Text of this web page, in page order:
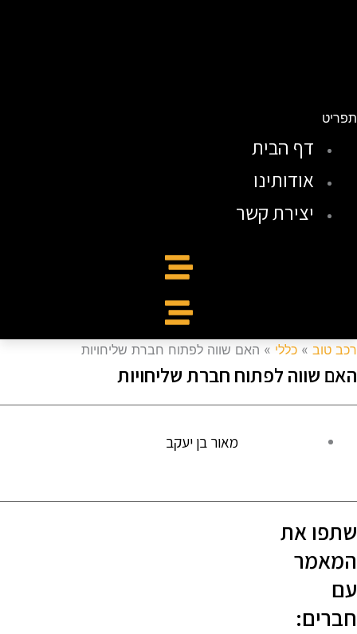
דף הבית
אודותינו
יצירת קשר
טוב» כללי» האם שווה לפתוח חברת שליחויות
שווה לפתוח חברת שליחויות
מאור בן יעקב
את